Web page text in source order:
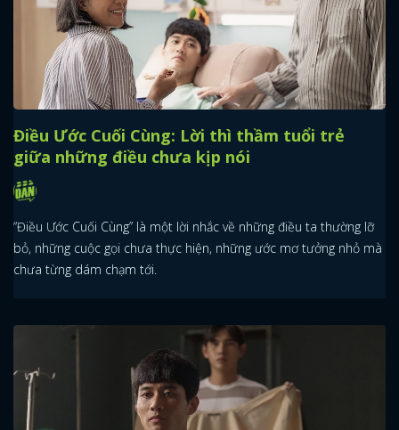
Điều Ước Cuối Cùng: Lời thì thầm tuổi trẻ
giữa những điều chưa kịp nói
“Điều Ước Cuối Cùng” là một lời nhắc về những điều ta thường lỡ
bỏ, những cuộc gọi chưa thực hiện, những ước mơ tưởng nhỏ mà
chưa từng dám chạm tới.